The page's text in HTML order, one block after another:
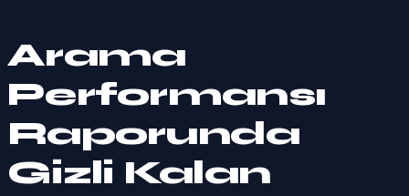
Arama
Performansı
Raporunda
Gizli Kalan